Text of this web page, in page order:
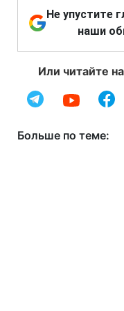
Не упустите
наши
Или читайте
Больше по теме: